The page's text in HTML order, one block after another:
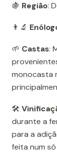
🍇 Região:
👨‍🔬
🌱 Castas:
monocasta
🛠️
durante a
para a
feita num